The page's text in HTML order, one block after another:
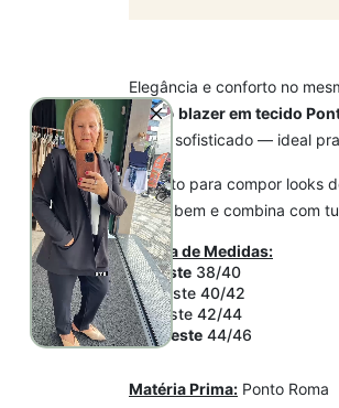
Elegância e conforto no
Nosso blazer em tecido
toque sofisticado — ideal
Perfeito para compor looks
super bem e combina com
Tabela de Medidas:
P- Veste 38/40
M- Veste 40/42
G- Veste 42/44
GG-Veste 44/46
Matéria Prima: Ponto Roma